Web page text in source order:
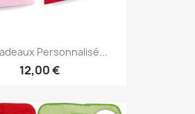
Personnalisé...
12,00 €